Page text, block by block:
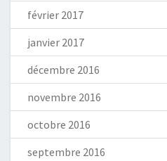
février 2017
janvier 2017
décembre 2016
novembre 2016
octobre 2016
septembre 2016